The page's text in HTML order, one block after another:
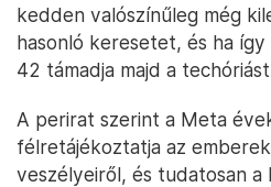
kedden valószínűleg még
hasonló keresetet, és ha
42 támadja majd a
A perirat szerint a Meta
félretájékoztatja az
veszélyeiről, és tudatosan a